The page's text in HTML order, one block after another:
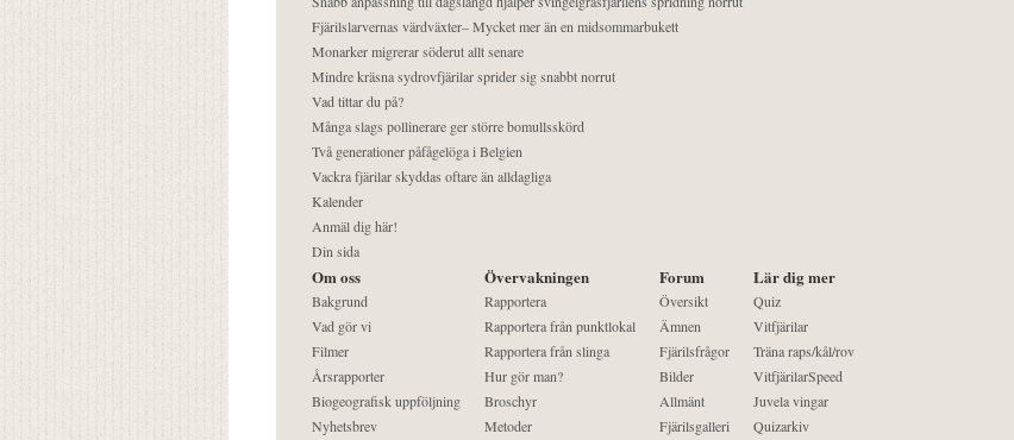
Fjärilslarvernas värdväxter– Mycket mer än en midsommarbukett
Monarker migrerar söderut allt senare
Mindre kräsna sydrovfjärilar sprider sig snabbt norrut
Vad tittar du på?
Många slags pollinerare ger större bomullsskörd
Två generationer påfågelöga i Belgien
Vackra fjärilar skyddas oftare än alldagliga
Kalender
Anmäl dig här!
Din sida
Om oss
Bakgrund
Vad gör vi
Filmer
Årsrapporter
Biogeografisk uppföljning
Nyhetsbrev
Övervakningen
Rapportera
Rapportera från punktlokal
Rapportera från slinga
Hur gör man?
Broschyr
Metoder
Forum
Översikt
Ämnen
Fjärilsfrågor
Bilder
Allmänt
Fjärilsgalleri
Lär dig mer
Quiz
Vitfjärilar
Träna raps/kål/rov
VitfjärilarSpeed
Juvela vingar
Quizarkiv